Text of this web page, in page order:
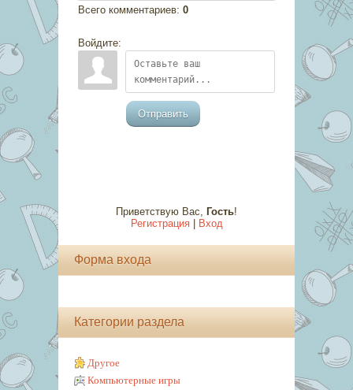
Всего комментариев: 0
Войдите:
Отправить
Приветствую Вас Гость!
Регистрация| Вход
Форма входа
Категории раздела
Другое
Компьютерные игры